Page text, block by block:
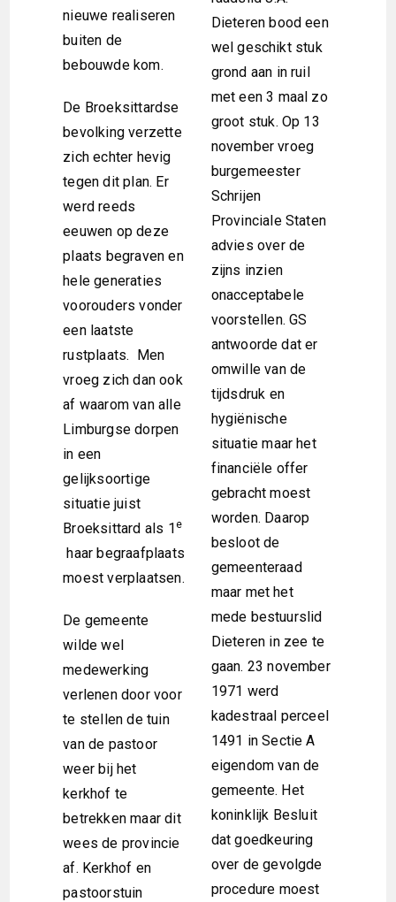
nieuwe realiseren
buiten de
bebouwde kom.
De Broeksittardse
bevolking verzette
zich echter hevig
tegen dit plan. Er
werd reeds
eeuwen op deze
plaats begraven en
hele generaties
voorouders vonder
een laatste
rustplaats. Men
vroeg zich dan ook
af waarom van alle
Limburgse dorpen
in een
gelijksoortige
situatie juist
Broeksittard als 1e
haar begraafplaats
moest verplaatsen.
De gemeente
wilde wel
medewerking
verlenen door voor
te stellen de tuin
van de pastoor
weer bij het
kerkhof te
betrekken maar dit
wees de provincie
af. Kerkhof en
pastoorstuin
Dieteren bood een
wel geschikt stuk
grond aan in ruil
met een 3 maal zo
groot stuk. Op 13
november vroeg
burgemeester
Schrijen
Provinciale Staten
advies over de
zijns inzien
onacceptabele
voorstellen. GS
antwoorde dat er
omwille van de
tijdsdruk en
hygiënische
situatie maar het
financiële offer
gebracht moest
worden. Daarop
besloot de
gemeenteraad
maar met het
mede bestuurslid
Dieteren in zee te
gaan. 23 november
1971 werd
kadestraal perceel
1491 in Sectie A
eigendom van de
gemeente. Het
koninklijk Besluit
dat goedkeuring
over de gevolgde
procedure moest